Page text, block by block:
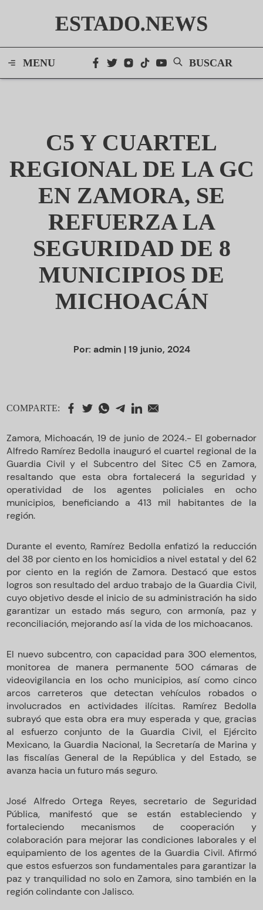
ESTADO.NEWS
MENU BUSCAR
C5 Y CUARTEL
REGIONAL DE LA GC
EN ZAMORA, SE
REFUERZA LA
SEGURIDAD DE 8
MUNICIPIOS DE
MICHOACÁN
Por: admin | 19 junio, 2024
COMPARTE:
Zamora, Michoacán, 19 de junio de 2024.- El gobernador
Alfredo Ramírez Bedolla inauguró el cuartel regional de la
Guardia Civil y el Subcentro del Sitec C5 en Zamora,
resaltando que esta obra fortalecerá la seguridad y
operatividad de los agentes policiales en ocho
municipios, beneficiando a 413 mil habitantes de la
región.
Durante el evento, Ramírez Bedolla enfatizó la reducción
del 38 por ciento en los homicidios a nivel estatal y del 62
por ciento en la región de Zamora. Destacó que estos
logros son resultado del arduo trabajo de la Guardia Civil,
cuyo objetivo desde el inicio de su administración ha sido
garantizar un estado más seguro, con armonía, paz y
reconciliación, mejorando así la vida de los michoacanos.
El nuevo subcentro, con capacidad para 300 elementos,
monitorea de manera permanente 500 cámaras de
videovigilancia en los ocho municipios, así como cinco
arcos carreteros que detectan vehículos robados o
involucrados en actividades ilícitas. Ramírez Bedolla
subrayó que esta obra era muy esperada y que, gracias
al esfuerzo conjunto de la Guardia Civil, el Ejército
Mexicano, la Guardia Nacional, la Secretaría de Marina y
las fiscalías General de la República y del Estado, se
avanza hacia un futuro más seguro.
José Alfredo Ortega Reyes, secretario de Seguridad
Pública, manifestó que se están estableciendo y
fortaleciendo mecanismos de cooperación y
colaboración para mejorar las condiciones laborales y el
equipamiento de los agentes de la Guardia Civil. Afirmó
que estos esfuerzos son fundamentales para garantizar la
paz y tranquilidad no solo en Zamora, sino también en la
región colindante con Jalisco.